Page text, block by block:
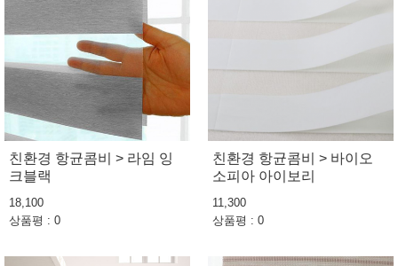
친환경 항균콤비 > 라임 잉
크블랙
18,100
상품평 : 0
친환경 항균콤비 > 바이오
소피아 아이보리
11,300
상품평 : 0